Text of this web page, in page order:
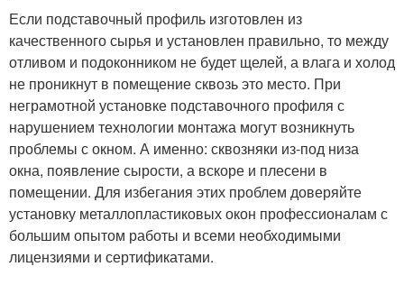
Если подставочный профиль изготовлен из
качественного сырья и установлен правильно, то между
отливом и подоконником не будет щелей, а влага и холод
не проникнут в помещение сквозь это место. При
неграмотной установке подставочного профиля с
нарушением технологии монтажа могут возникнуть
проблемы с окном. А именно: сквозняки из-под низа
окна, появление сырости, а вскоре и плесени в
помещении. Для избегания этих проблем доверяйте
установку металлопластиковых окон профессионалам с
большим опытом работы и всеми необходимыми
лицензиями и сертификатами.